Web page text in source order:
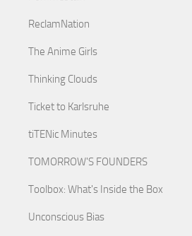
ReclamNation
The Anime Girls
Thinking Clouds
Ticket to Karlsruhe
tiTENic Minutes
TOMORROW'S FOUNDERS
Toolbox: What's Inside the Box
Unconscious Bias